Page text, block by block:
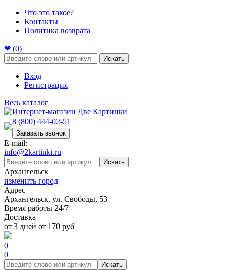
Что это такое?
Контакты
Политика возврата
❤ (0)
Искать
Вход
Регистрация
Весь каталог
8 (800) 444-02-51
Заказать звонок
E-mail:
info@2kartinki.ru
Искать
Архангельск
изменить город
Адрес
Архангельск, ул. Свободы, 53
Время работы 24/7
Доставка
от 3 дней от 170 руб
0
0
Искать